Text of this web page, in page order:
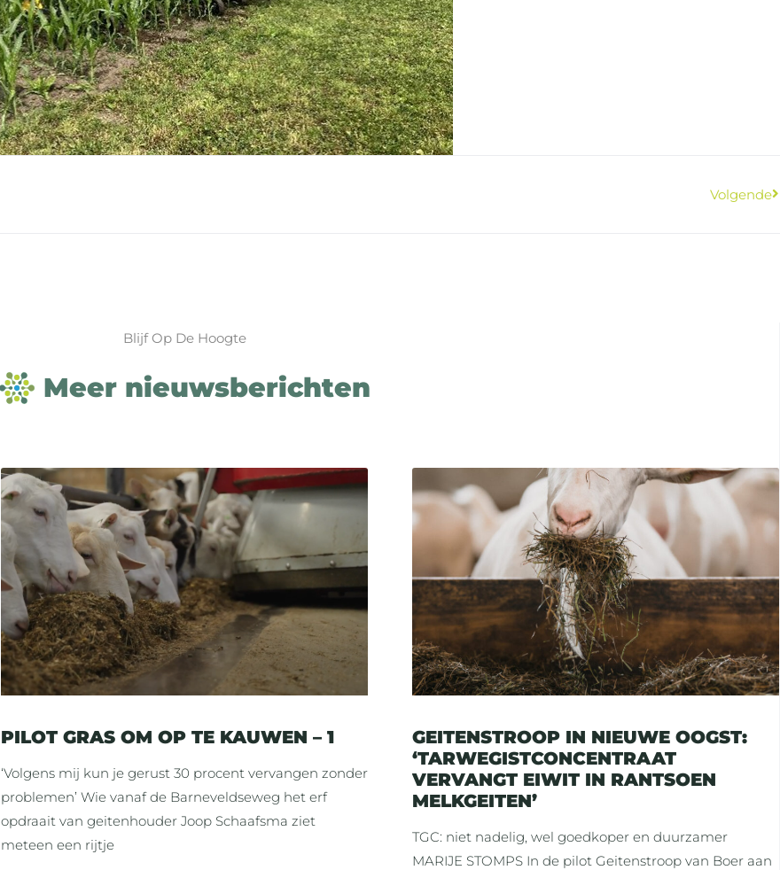
Volgende
Blijf Op De Hoogte
Meer nieuwsberichten
PILOT GRAS OM OP TE KAUWEN – 1
‘Volgens mij kun je gerust 30 procent vervangen zonder
problemen’ Wie vanaf de Barneveldseweg het erf
opdraait van geitenhouder Joop Schaafsma ziet
meteen een rijtje
GEITENSTROOP IN NIEUWE OOGST:
‘TARWEGISTCONCENTRAAT
VERVANGT EIWIT IN RANTSOEN
MELKGEITEN’
TGC: niet nadelig, wel goedkoper en duurzamer
MARIJE STOMPS In de pilot Geitenstroop van Boer aan